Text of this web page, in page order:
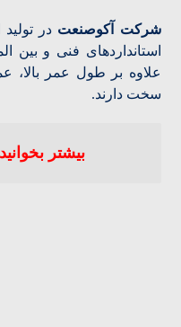
شرکت آکوصنعت در
استانداردهای فنی و بین
علاوه بر طول عمر
سخت دارند.
بیشتر